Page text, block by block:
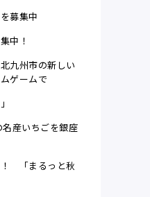
募集中
中！
九州市の新しい
ゲームで
産いちごを銀座
！ 「まるっと秋